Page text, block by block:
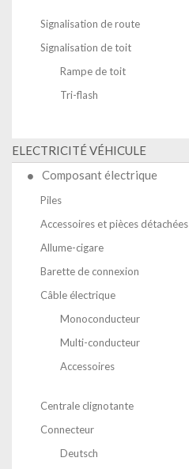
Signalisation de route
Signalisation de toit
Rampe de toit
Tri-flash
ELECTRICITÉ VÉHICULE
Composant électrique
Piles
Accessoires et pièces détachées
Allume-cigare
Barette de connexion
Câble électrique
Monoconducteur
Multi-conducteur
Accessoires
Centrale clignotante
Connecteur
Deutsch